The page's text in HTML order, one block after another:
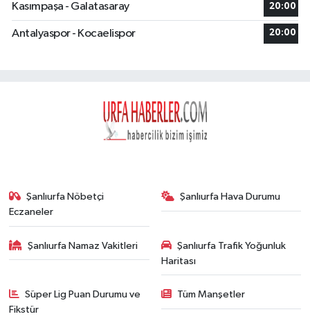
Kasımpaşa - Galatasaray 20:00
Antalyaspor - Kocaelispor 20:00
Şanlıurfa Nöbetçi
Eczaneler
Şanlıurfa Hava Durumu
Şanlıurfa Namaz Vakitleri
Şanlıurfa Trafik Yoğunluk
Haritası
Süper Lig Puan Durumu ve
Fikstür
Tüm Manşetler